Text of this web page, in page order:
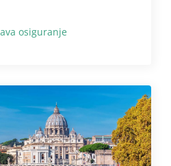
osiguranje